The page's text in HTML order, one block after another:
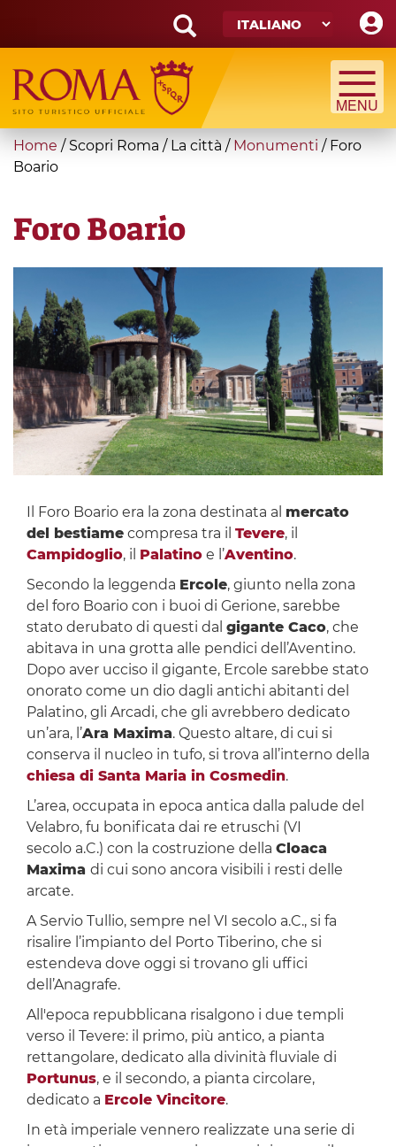
main
content
Search
form
Cerca
You
are
Home / Scopri Roma / La città / Monumenti / Foro
Boario
Foro Boario
Il Foro Boario era la zona destinata al mercato
del bestiamecompresa tra il Tevere, il
Campidoglio, il Palatinoe l’Aventino.
Secondo la leggenda Ercole, giunto nella zona
del foro Boario con i buoi di Gerione, sarebbe
stato derubato di questi dal gigante Caco, che
abitava in una grotta alle pendici dell’Aventino.
Dopo aver ucciso il gigante, Ercole sarebbe stato
onorato come un dio dagli antichi abitanti del
Palatino, gli Arcadi, che gli avrebbero dedicato
un’ara, l’Ara Maxima. Questo altare, di cui si
conserva il nucleo in tufo, si trova all’interno della
chiesa di Santa Maria in Cosmedin.
L’area, occupata in epoca antica dalla palude del
Velabro, fu bonificata dai re etruschi (VI
secolo a.C.) con la costruzione della Cloaca
Maxima di cui sono ancora visibili i resti delle
arcate.
A Servio Tullio, sempre nel VI secolo a.C., si fa
risalire l’impianto del Porto Tiberino, che si
estendeva dove oggi si trovano gli uffici
dell’Anagrafe.
All'epoca repubblicana risalgono i due templi
verso il Tevere: il primo, più antico, a pianta
rettangolare, dedicato alla divinità fluviale di
Portunus, e il secondo, a pianta circolare,
dedicato a Ercole Vincitore.
In età imperiale vennero realizzate una serie di